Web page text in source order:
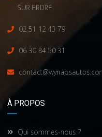
SUR ERDRE
02 51 12 43 79
06 30 84 50 31
À PROPOS
Qui sommes-nous ?